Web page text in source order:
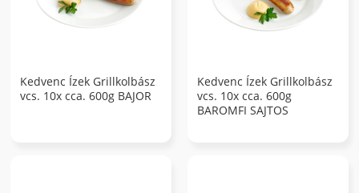
Kedvenc Ízek Grillkolbász
vcs. 10x cca. 600g BAJOR
Kedvenc Ízek Grillkolbász
vcs. 10x cca. 600g
BAROMFI SAJTOS